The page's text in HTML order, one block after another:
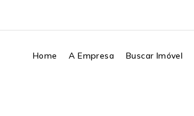
Home A Empresa Buscar Imóvel